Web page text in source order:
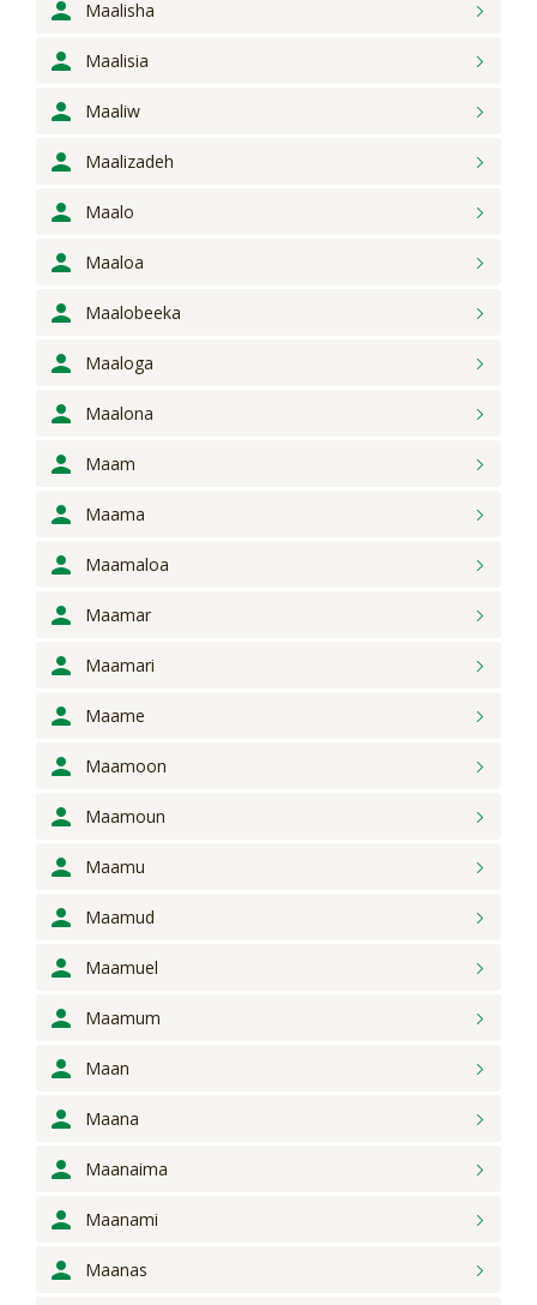
Maalisha
Maalisia
Maaliw
Maalizadeh
Maalo
Maaloa
Maalobeeka
Maaloga
Maalona
Maam
Maama
Maamaloa
Maamar
Maamari
Maame
Maamoon
Maamoun
Maamu
Maamud
Maamuel
Maamum
Maan
Maana
Maanaima
Maanami
Maanas